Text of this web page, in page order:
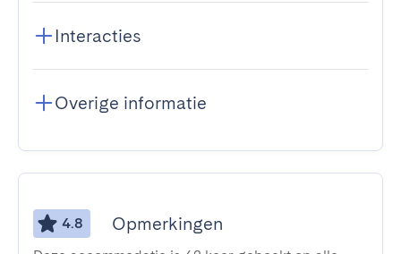
Interacties
Overige informatie
4.8 Opmerkingen